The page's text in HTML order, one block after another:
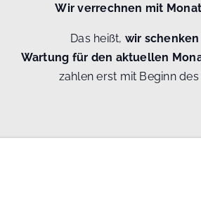
Wir verrechnen mit
Das heißt, wir schenken
Wartung für den aktuellen
zahlen erst mit Beginn